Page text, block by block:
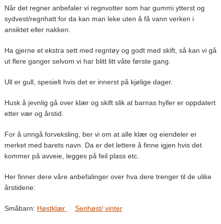
Når det regner anbefaler vi regnvotter som har gummi ytterst og
sydvest/regnhatt for da kan man leke uten å få vann verken i
ansiktet eller nakken.
Ha gjerne et ekstra sett med regntøy og godt med skift, så kan vi gå
ut flere ganger selvom vi har blitt litt våte første gang.
Ull er gull, spesielt hvis det er innerst på kjølige dager.
Husk å jevnlig gå over klær og skift slik at barnas hyller er oppdatert
etter vær og årstid.
For å unngå forveksling, ber vi om at alle klær og eiendeler er
merket med barets navn. Da er det lettere å finne igjen hvis det
kommer på avveie, legges på feil plass etc.
Her finner dere våre anbefalinger over hva dere trenger til de ulike
årstidene:
Småbarn: Høstklær Senhøst/ vinter